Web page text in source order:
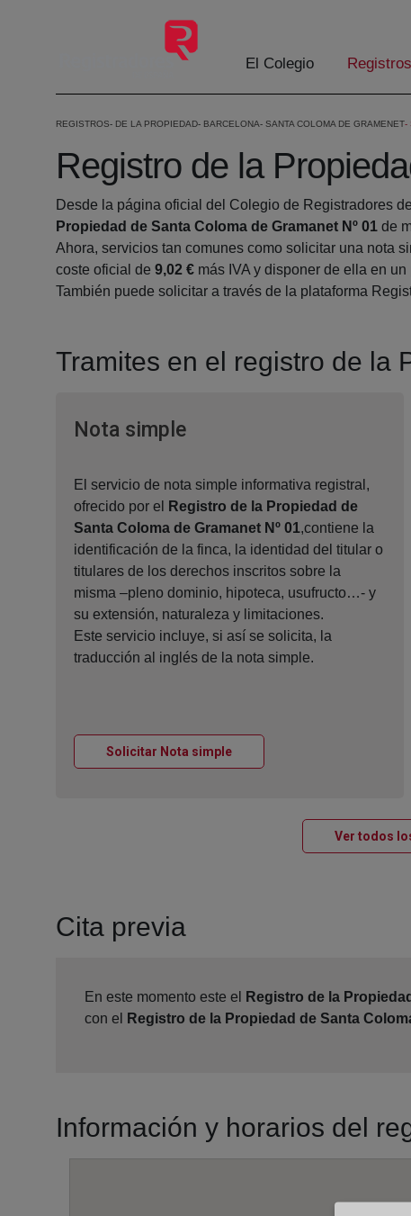
El Colegio Registros
REGISTROS DE LA PROPIEDAD BARCELONA SANTA COLOMA DE GRAMENET
Registro de la
Desde la página oficial del Colegio de Registradores
Propiedad de Santa Coloma de Gramanet Nº 01 de
Ahora, servicios tan comunes como solicitar una nota
coste oficial de 9,02 € más IVA y disponer de ella en
También puede solicitar a través de la plataforma
Tramites en el registro de la
Nota simpleVentana nueva
El servicio de nota simple informativa registral,
ofrecido por el
Registro de la Propiedad de
Santa Coloma de Gramanet Nº 01,contiene la
identificación de la finca, la identidad del titular o
titulares de los derechos inscritos sobre la
misma –pleno dominio, hipoteca, usufructo…- y
su extensión, naturaleza y limitaciones.
Este servicio incluye, si así se solicita, la
traducción al inglés de la nota simple.
Solicitar Nota simpleVentana nueva
Ver todos
Cita previa
En este momento este el Registro de la
con el
Registro de la Propiedad de Santa
Información y horarios del